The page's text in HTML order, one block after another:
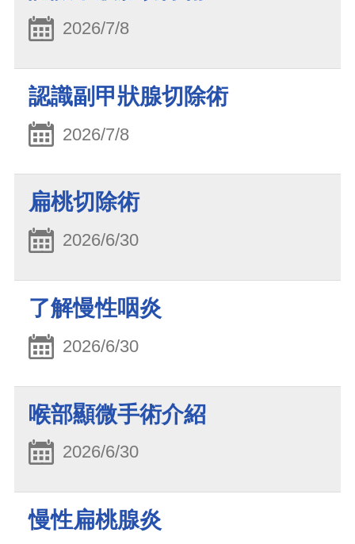
2026/7/8
認識副甲狀腺切除術
2026/7/8
扁桃切除術
2026/6/30
了解慢性咽炎
2026/6/30
喉部顯微手術介紹
2026/6/30
慢性扁桃腺炎